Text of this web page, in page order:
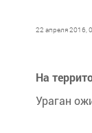
22 апреля 2016,
На
Ураган